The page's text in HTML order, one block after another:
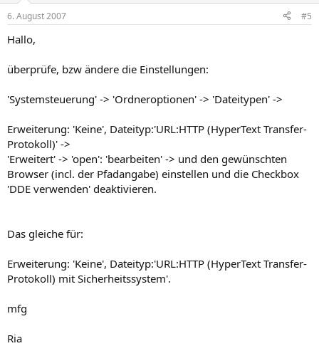
6. August 2007 #5
Hallo,
überprüfe, bzw ändere die Einstellungen:
'Systemsteuerung' -> 'Ordneroptionen' -> 'Dateitypen' ->
Erweiterung: 'Keine', Dateityp:'URL:HTTP (HyperText Transfer-
Protokoll)' ->
'Erweitert' -> 'open': 'bearbeiten' -> und den gewünschten
Browser (incl. der Pfadangabe) einstellen und die Checkbox
'DDE verwenden' deaktivieren.
Das gleiche für:
Erweiterung: 'Keine', Dateityp:'URL:HTTP (HyperText Transfer-
Protokoll) mit Sicherheitssystem'.
mfg
Ria